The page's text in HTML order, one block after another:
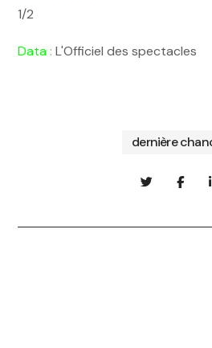
1/2
Data : L'Officiel des spectacles
dernière